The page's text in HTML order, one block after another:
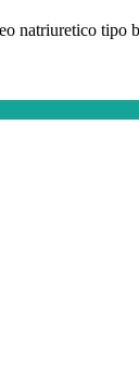
natriuretico tipo